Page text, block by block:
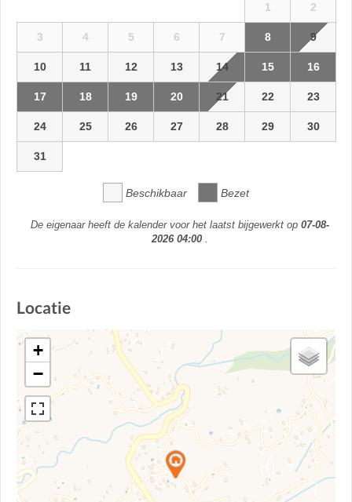
1 2
3 4 5 6 7 8 9
10 11 12 13 14 15 16
17 18 19 20 21 22 23
24 25 26 27 28 29 30
31
Beschikbaar Bezet
De eigenaar heeft de kalender voor het laatst bijgewerkt op 07-08-
2026 04:00 .
Locatie
+
−